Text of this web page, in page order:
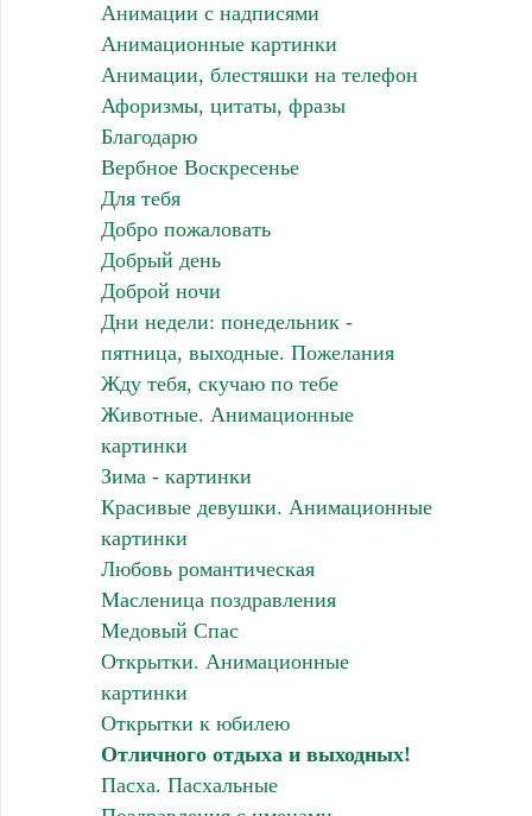
Анимации с надписями
Анимационные картинки
Анимации, блестяшки на телефон
Афоризмы, цитаты, фразы
Благодарю
Вербное Воскресенье
Для тебя
Добро пожаловать
Добрый день
Доброй ночи
Дни недели: понедельник -
пятница, выходные. Пожелания
Жду тебя, скучаю по тебе
Животные. Анимационные
картинки
Зима - картинки
Красивые девушки. Анимационные
картинки
Любовь романтическая
Масленица поздравления
Медовый Спас
Открытки. Анимационные
картинки
Открытки к юбилею
Отличного отдыха и выходных!
Пасха. Пасхальные